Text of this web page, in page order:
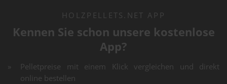
HOLZPELLETS.NET APP
Kennen Sie schon unsere kostenlose
App?
Pelletpreise mit einem Klick vergleichen und direkt
online bestellen